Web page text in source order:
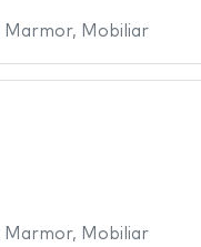
Marmor, Mobiliar
Marmor, Mobiliar